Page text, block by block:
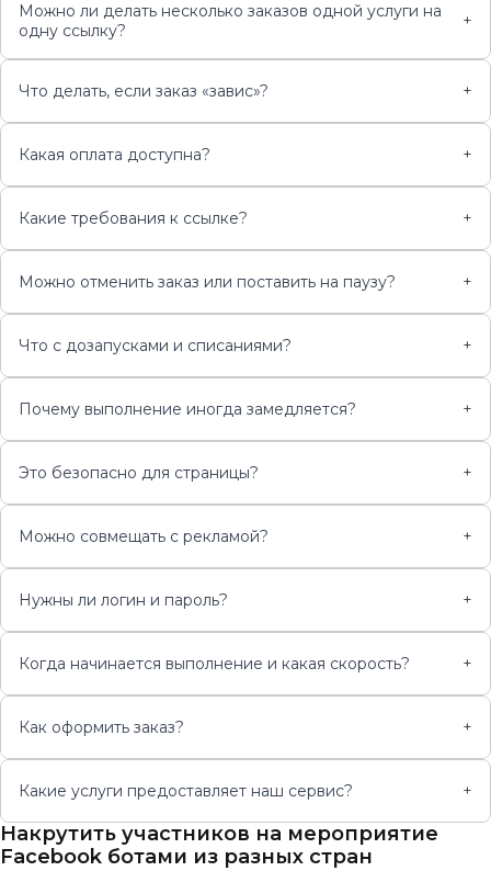
Накрутить участников на мероприятие
Facebook ботами из разных стран
Можно ли делать несколько заказов одной услуги на
одну ссылку?
+
Что делать, если заказ «завис»? +
Какая оплата доступна? +
Какие требования к ссылке? +
Можно отменить заказ или поставить на паузу? +
Что с дозапусками и списаниями? +
Почему выполнение иногда замедляется? +
Это безопасно для страницы? +
Можно совмещать с рекламой? +
Нужны ли логин и пароль? +
Когда начинается выполнение и какая скорость? +
Как оформить заказ? +
Какие услуги предоставляет наш сервис? +